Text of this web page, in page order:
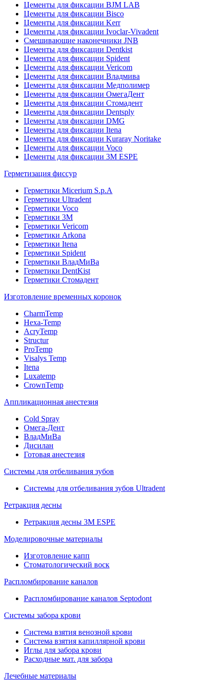
Цементы для фиксации BJM LAB
Цементы для фиксации Bisco
Цементы для фиксации Kerr
Цементы для фиксации Ivoclar-Vivadent
Смешивающие наконечники JNB
Цементы для фиксации Dentkist
Цементы для фиксации Spident
Цементы для фиксации Vericom
Цементы для фиксации Владмива
Цементы для фиксации Медполимер
Цементы для фиксации ОмегаДент
Цементы для фиксации Стомадент
Цементы для фиксации Dentsply
Цементы для фиксации DMG
Цементы для фиксации Itena
Цементы для фиксации Kuraray Noritake
Цементы для фиксации Voco
Цементы для фиксации 3M ESPE
Герметизация фиссур
Герметики Micerium S.p.A
Герметики Ultradent
Герметики Voco
Герметики 3M
Герметики Vericom
Герметики Arkona
Герметики Itena
Герметики Spident
Герметики ВладМиВа
Герметики DentKist
Герметики Стомадент
Изготовление временных коронок
CharmTemp
Hexa-Temp
AcryTemp
Structur
ProTemp
Visalys Temp
Itena
Luxatemp
CrownTemp
Аппликационная анестезия
Cold Spray
Омега-Дент
ВладМиВа
Дисилан
Готовая анестезия
Системы для отбеливания зубов
Системы для отбеливания зубов Ultradent
Ретракция десны
Ретракция десны 3M ESPE
Моделировочные материалы
Изготовление капп
Стоматологический воск
Распломбирование каналов
Распломбирование каналов Septodont
Системы забора крови
Система взятия венозной крови
Система взятия капиллярной крови
Иглы для забора крови
Расходные мат. для забора
Лечебные материалы